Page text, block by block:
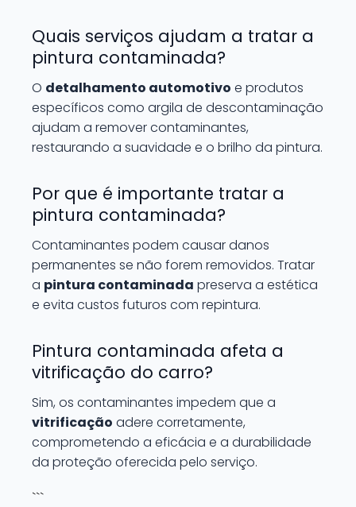
Quais serviços ajudam a tratar a
pintura contaminada?
O detalhamento automotivo e produtos
específicos como argila de descontaminação
ajudam a remover contaminantes,
restaurando a suavidade e o brilho da pintura.
Por que é importante tratar a
pintura contaminada?
Contaminantes podem causar danos
permanentes se não forem removidos. Tratar
a pintura contaminada preserva a estética
e evita custos futuros com repintura.
Pintura contaminada afeta a
vitrificação do carro?
Sim, os contaminantes impedem que a
vitrificação adere corretamente,
comprometendo a eficácia e a durabilidade
da proteção oferecida pelo serviço.
```